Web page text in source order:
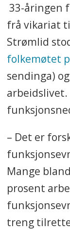
33-åringen
frå vikariat
Strømlid
folkemøtet
sendinga)
arbeidslivet.
– Det er
Mange
prosent
treng